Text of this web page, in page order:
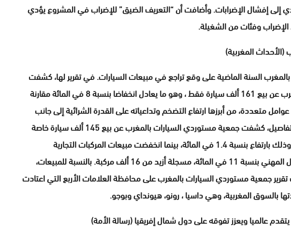
إلى إفشال الإضرابات. وأضافت أن “التعريف الضيق” للإضراب في المشروع يؤدي
وفئات من الشغيلة.
(الأحداث المغربية)
السنة الماضية على وقع تراجع في مبيعات السيارات. في تقرير لها، كشفت
جمعية مبيعات السيارات بالمغرب عن بيع 161 ألف سيارة فقط ، وهو ما يعادل انخفاضا بنسبة 8 في المائة مقارنة
إلى عوامل متعددة، من أبرزها ارتفاع التضخم وتداعياته على القدرة الشرائية إلى جانب
ارتفاع أسعار السيارات. وفي التفاصيل، كشفت جمعية مستوردي السيارات بالمغرب عن بيع 145 ألف سيارة خاصة
موجهة للاستعمال الشخصي، وذلك بارتفاع بنسبة 1.4 في المائة، بينما انخفضت مبيعات المركبات التجارية
المتوسطة الموجهة للاستعمال المهني بنسبة 11 في المائة، مسجلة أزيد من 16 ألف مركبة. بالنسبة للمبيعات،
جمعية مستوردي السيارات بالمغرب على محافظة العلامات الأربع التي اعتادت
بالسوق المغربية، وهي داسيا ، رونو، هيونداي وبوجو.
عالميا ويعزز تفوقه على دول شمال إفريقيا (رسالة الأمة)